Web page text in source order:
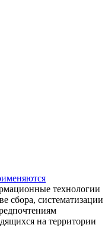
технологии
сбора, систематизации
на территории